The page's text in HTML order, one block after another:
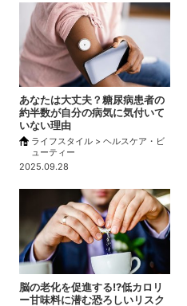
あなたは大丈夫？糖尿病患者の
約半数が自分の病気に気付いて
いない理由
ライフスタイル > ヘルスケア・ビ
ューティー
2025.09.28
脳の老化を促進する!?低カロリ
ー甘味料に潜む恐ろしいリスク